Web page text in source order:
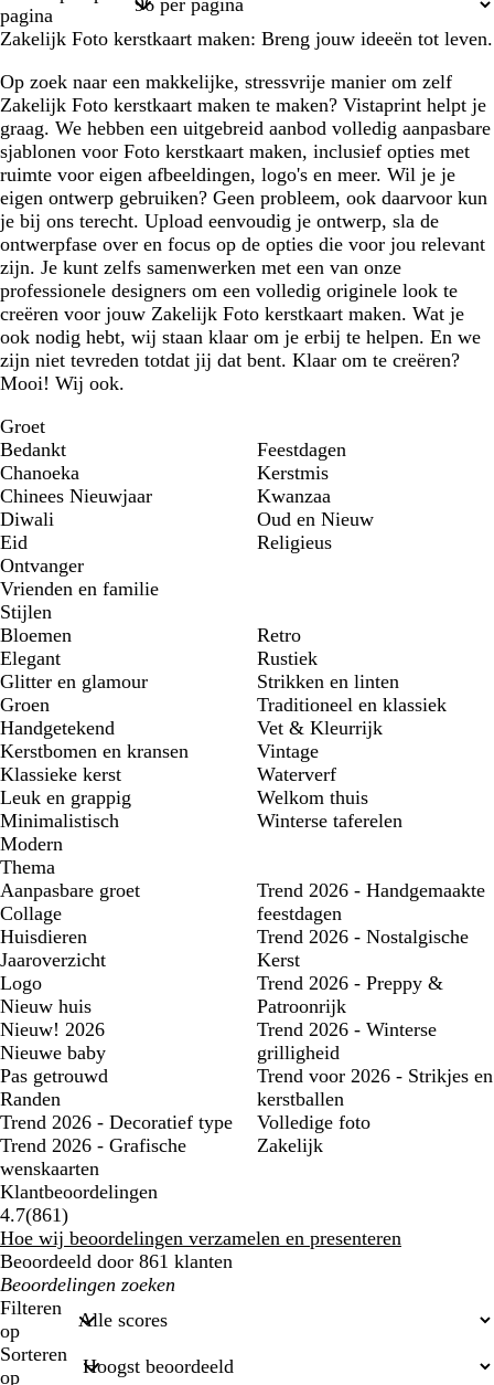
pagina
Zakelijk Foto kerstkaart maken: Breng jouw ideeën tot leven.
Op zoek naar een makkelijke, stressvrije manier om zelf
Zakelijk Foto kerstkaart maken te maken? Vistaprint helpt je
graag. We hebben een uitgebreid aanbod volledig aanpasbare
sjablonen voor Foto kerstkaart maken, inclusief opties met
ruimte voor eigen afbeeldingen, logo's en meer. Wil je je
eigen ontwerp gebruiken? Geen probleem, ook daarvoor kun
je bij ons terecht. Upload eenvoudig je ontwerp, sla de
ontwerpfase over en focus op de opties die voor jou relevant
zijn. Je kunt zelfs samenwerken met een van onze
professionele designers om een volledig originele look te
creëren voor jouw Zakelijk Foto kerstkaart maken. Wat je
ook nodig hebt, wij staan klaar om je erbij te helpen. En we
zijn niet tevreden totdat jij dat bent. Klaar om te creëren?
Mooi! Wij ook.
Groet
Bedankt
Chanoeka
Chinees Nieuwjaar
Diwali
Eid
Feestdagen
Kerstmis
Kwanzaa
Oud en Nieuw
Religieus
Ontvanger
Vrienden en familie
Stijlen
Bloemen
Elegant
Glitter en glamour
Groen
Handgetekend
Kerstbomen en kransen
Klassieke kerst
Leuk en grappig
Minimalistisch
Modern
Retro
Rustiek
Strikken en linten
Traditioneel en klassiek
Vet & Kleurrijk
Vintage
Waterverf
Welkom thuis
Winterse taferelen
Thema
Aanpasbare groet
Collage
Huisdieren
Jaaroverzicht
Logo
Nieuw huis
Nieuw! 2026
Nieuwe baby
Pas getrouwd
Randen
Trend 2026 - Decoratief type
Trend 2026 - Grafische
wenskaarten
Trend 2026 - Handgemaakte
feestdagen
Trend 2026 - Nostalgische
Kerst
Trend 2026 - Preppy &
Patroonrijk
Trend 2026 - Winterse
grilligheid
Trend voor 2026 - Strikjes en
kerstballen
Volledige foto
Zakelijk
Klantbeoordelingen
4.7(861861
klantbeoordelingen
)
Hoe wij beoordelingen verzamelen en presenteren
Beoordeeld door 861 klanten
Mijn
zoekopdrachten
Filteren
op
Sorteren
op